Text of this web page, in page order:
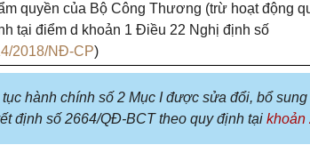
quyền của Bộ Công Thương (trừ hoạt động
tại điểm d khoản 1 Điều 22 Nghị định số
2018/NĐ-CP)
tục hành chính số 2 Mục I được sửa đổi, bổ
định số 2664/QĐ-BCT theo quy định tại khoản